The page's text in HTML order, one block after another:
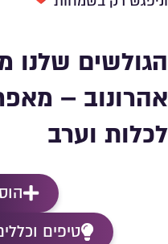
הגולשים שלנו
אהרונוב –
לכלות וערב
טיפים